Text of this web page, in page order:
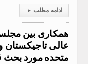
ادامه مطلب ▸
همکاری بین
عالی تاجیکستان
متحده مورد بحث